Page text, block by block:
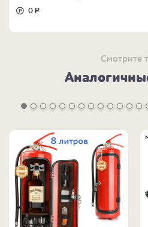
0Р
Смотрите